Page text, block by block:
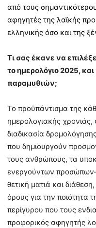
από τους
αφηγητές της λαϊκής
ελληνικής όσο και της
Τι σας έκανε να
το ημερολόγιο 2025,
παραμυθιών;
Το προϋπάντισμα της
ημερολογιακής χρονιάς,
διαδικασία
που δημιουργούν
τους ανθρώπους, τα
ενεργούντων
θετική ματιά και
όρους για την ποιότητα
περίγυρου που τους
προφορικός αφηγητής